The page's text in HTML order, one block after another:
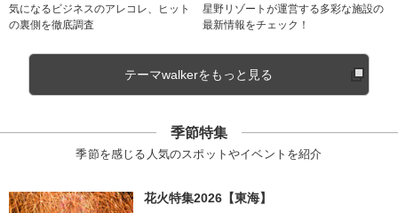
気になるビジネスのアレコレ、ヒット
の裏側を徹底調査
星野リゾートが運営する多彩な施設の
最新情報をチェック！
テーマwalkerをもっと見る
季節特集
季節を感じる人気のスポットやイベントを紹介
花火特集2026【東海】